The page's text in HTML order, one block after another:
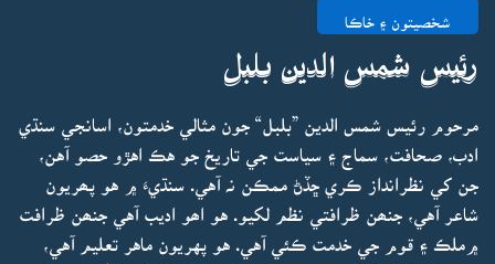
شخصيتون ۽ خاڪا
رئيس شمس الدين بلبل
مرحوم رئيس شمس الدين ”بلبل“ جون مثالي خدمتون، اسانجي سنڌي
ادب، صحافت، سماج ۽ سياست جي تاريخ جو هڪ اهڙو حصو آهن،
جن کي نظرانداز ڪري ڇڏڻ ممڪن نہ آهي. سنڌيءَ ۾ هو پھريون
شاعر آهي، جنھن ظرافتي نظم لکيو. هو اھو اديب آهي جنھن ظرافت
۾ملڪ ۽ قوم جي خدمت ڪئي آهي. هو پهريون ماهر تعليم آهي،